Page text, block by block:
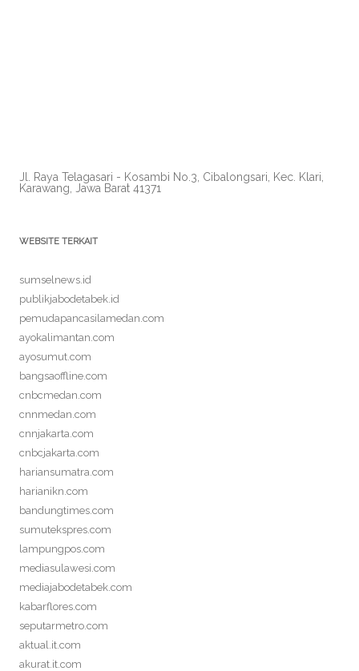
Jl. Raya Telagasari - Kosambi No.3, Cibalongsari, Kec. Klari,
Karawang, Jawa Barat 41371
WEBSITE TERKAIT
sumselnews.id
publikjabodetabek.id
pemudapancasilamedan.com
ayokalimantan.com
ayosumut.com
bangsaoffline.com
cnbcmedan.com
cnnmedan.com
cnnjakarta.com
cnbcjakarta.com
hariansumatra.com
harianikn.com
bandungtimes.com
sumutekspres.com
lampungpos.com
mediasulawesi.com
mediajabodetabek.com
kabarflores.com
seputarmetro.com
aktual.it.com
akurat.it.com